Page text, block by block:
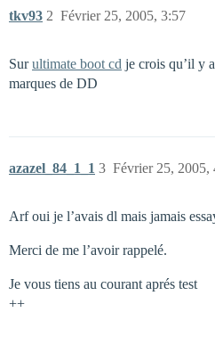
tkv93 Février 25, 2005, 3:57
2
Surultimate boot cd je crois qu’il y
marques de DD
azazel_84_1_1 Février 25, 2005,
3
Arf oui je l’avais dl mais jamais
Merci de me l’avoir rappelé.
Je vous tiens au courant aprés test
++